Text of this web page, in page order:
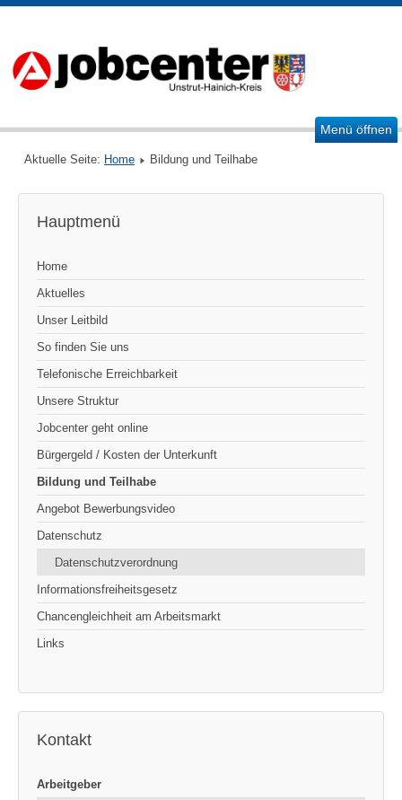
Menü öffnen
Aktuelle Seite: Home Bildung und Teilhabe
Hauptmenü
Home
Aktuelles
Unser Leitbild
So finden Sie uns
Telefonische Erreichbarkeit
Unsere Struktur
Jobcenter geht online
Bürgergeld / Kosten der Unterkunft
Bildung und Teilhabe
Angebot Bewerbungsvideo
Datenschutz
Datenschutzverordnung
Informationsfreiheitsgesetz
Chancengleichheit am Arbeitsmarkt
Links
Kontakt
Arbeitgeber